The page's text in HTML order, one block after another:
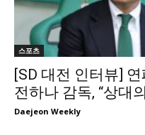
스포츠
[SD 대전 인터뷰]
전하나 감독, “상대
Daejeon Weekly